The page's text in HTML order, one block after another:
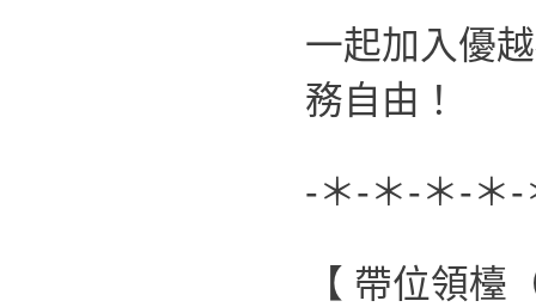
一起加入優
務自由！
-＊-＊-＊-＊
【 帶位領檯